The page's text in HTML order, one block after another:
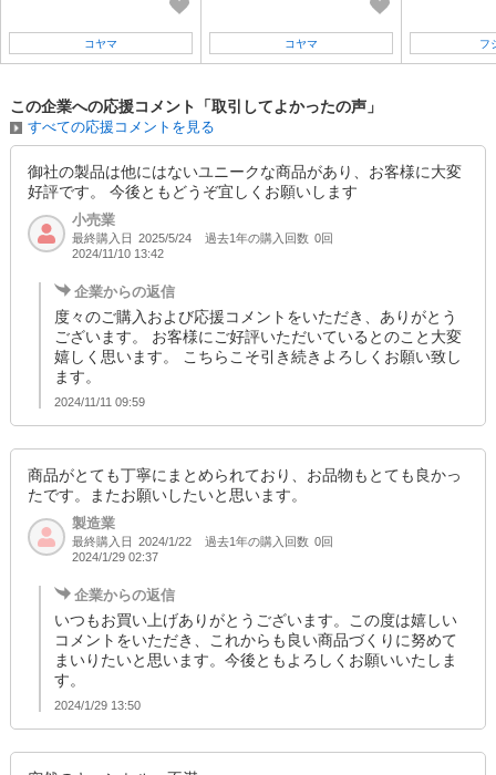
コヤマ コヤマ フ
この企業への応援コメント「取引してよかったの声」
すべての応援コメントを見る
御社の製品は他にはないユニークな商品があり、お客様に大変
好評です。 今後ともどうぞ宜しくお願いします
小売業
最終購入日 2025/5/24 過去1年の購入回数 0回
2024/11/10 13:42
企業からの返信
度々のご購入および応援コメントをいただき、ありがとう
ございます。 お客様にご好評いただいているとのこと大変
嬉しく思います。 こちらこそ引き続きよろしくお願い致し
ます。
2024/11/11 09:59
商品がとても丁寧にまとめられており、お品物もとても良かっ
たです。またお願いしたいと思います。
製造業
最終購入日 2024/1/22 過去1年の購入回数 0回
2024/1/29 02:37
企業からの返信
いつもお買い上げありがとうございます。この度は嬉しい
コメントをいただき、これからも良い商品づくりに努めて
まいりたいと思います。今後ともよろしくお願いいたしま
す。
2024/1/29 13:50